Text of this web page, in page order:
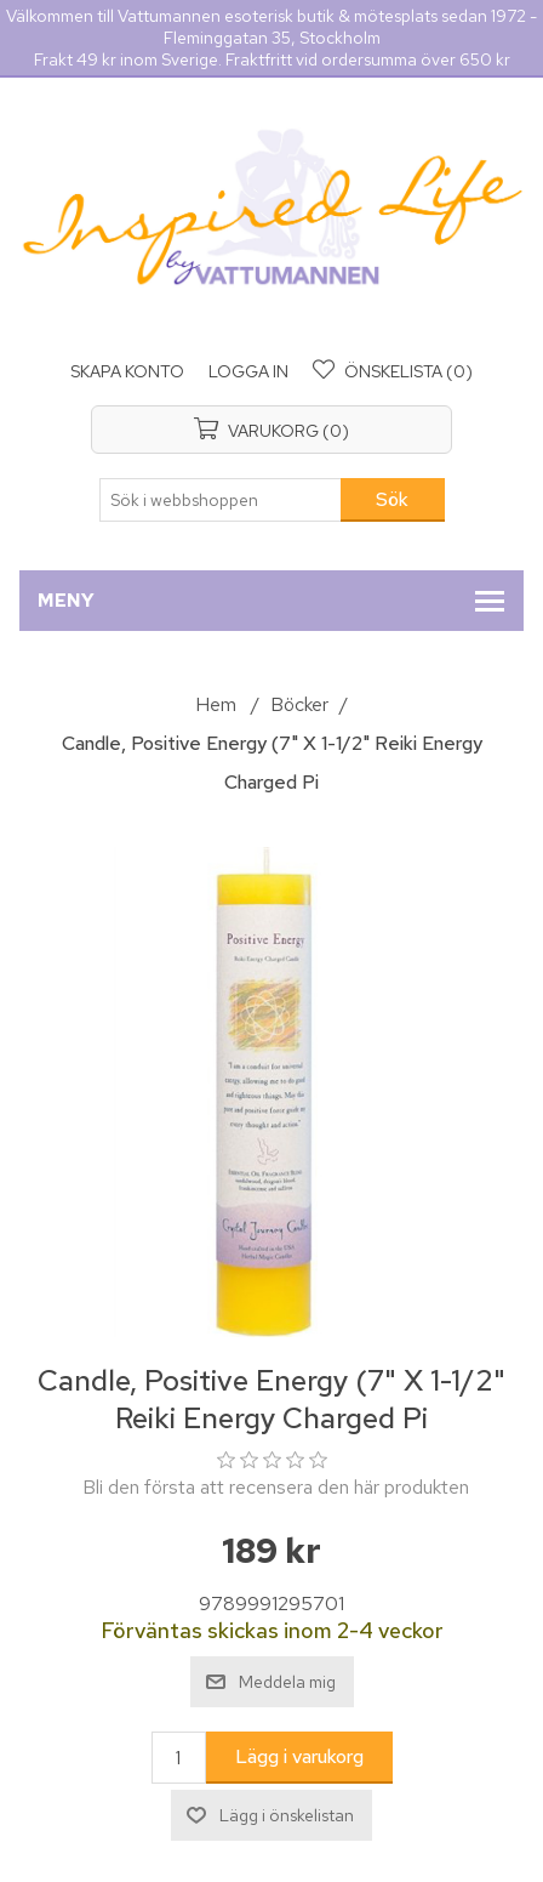
Välkommen till Vattumannen esoterisk butik & mötesplats sedan 1972 -
Fleminggatan 35, Stockholm
Frakt 49 kr inom Sverige. Fraktfritt vid ordersumma över 650 kr
SKAPA KONTO LOGGA IN ÖNSKELISTA (0)
VARUKORG (0)
MENY
Hem / Böcker /
Candle, Positive Energy (7" X 1-1/2" Reiki Energy
Charged Pi
Candle, Positive Energy (7" X 1-1/2"
Reiki Energy Charged Pi
Bli den första att recensera den här produkten
189 kr
9789991295701
Förväntas skickas inom 2-4 veckor